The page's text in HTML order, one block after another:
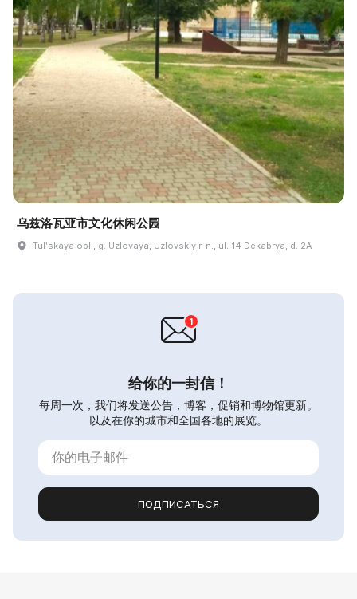
乌兹洛瓦亚市文化休闲公园
Tulʹskaya obl., g. Uzlovaya, Uzlovskiy r-n., ul. 14 Dekabrya, d. 2A
给你的一封信！
每周一次，我们将发送公告，博客，促销和博物馆更新。
以及在你的城市和全国各地的展览。
ПОДПИСАТЬСЯ